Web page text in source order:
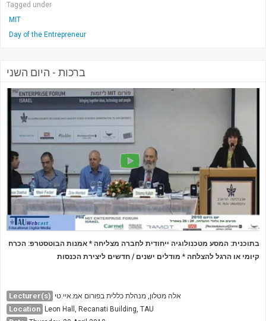
Tagged under
MIT
Day of the Entrepreneur
ברכות - היום השני
בתוכנית: המסע מטכנולוגיה ייחודית לחברה מצליחה * אמנות הבוטסטרפ: הכרח
קיומי או הרגל להצלחה * מודלים ישנים / חדשים ליצירת הכנסות
Lecturer(s) אלה מטלון, מנהלת כללית בפורום אמ.איי.טי
Location Leon Hall, Recanati Building, TAU